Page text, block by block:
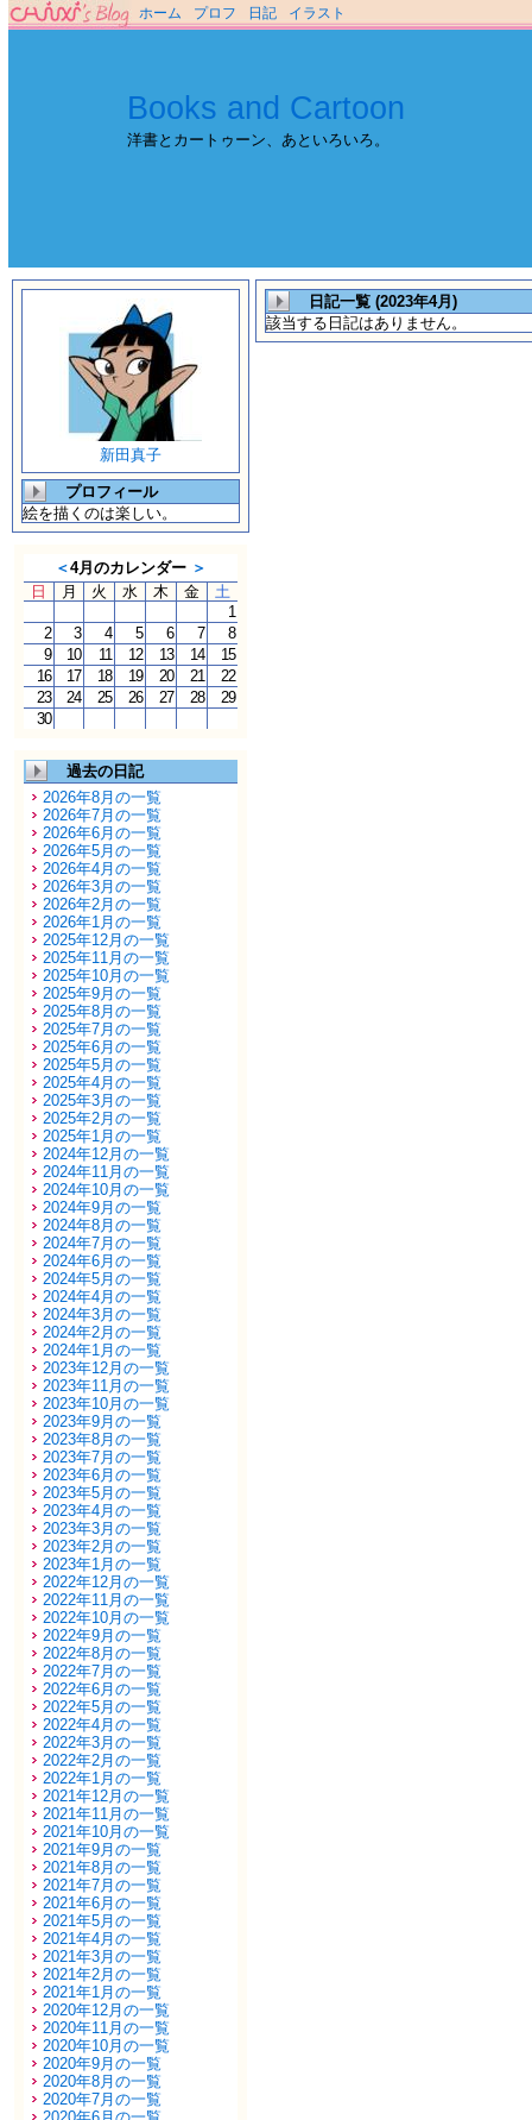
ホーム プロフ 日記 イラスト
Books and Cartoon
洋書とカートゥーン、あといろいろ。
新田真子
プロフィール
絵を描くのは楽しい。
＜4月のカレンダー ＞
日
月 火 水 木 金
土
1
2
3 4 5 6 7
8
9
10 11 12 13 14
15
16
17 18 19 20 21
22
23
24 25 26 27 28
29
30
過去の日記
2026年8月の一覧
2026年7月の一覧
2026年6月の一覧
2026年5月の一覧
2026年4月の一覧
2026年3月の一覧
2026年2月の一覧
2026年1月の一覧
2025年12月の一覧
2025年11月の一覧
2025年10月の一覧
2025年9月の一覧
2025年8月の一覧
2025年7月の一覧
2025年6月の一覧
2025年5月の一覧
2025年4月の一覧
2025年3月の一覧
2025年2月の一覧
2025年1月の一覧
2024年12月の一覧
2024年11月の一覧
2024年10月の一覧
2024年9月の一覧
2024年8月の一覧
2024年7月の一覧
2024年6月の一覧
2024年5月の一覧
2024年4月の一覧
2024年3月の一覧
2024年2月の一覧
2024年1月の一覧
2023年12月の一覧
2023年11月の一覧
2023年10月の一覧
2023年9月の一覧
2023年8月の一覧
2023年7月の一覧
2023年6月の一覧
2023年5月の一覧
2023年4月の一覧
2023年3月の一覧
2023年2月の一覧
2023年1月の一覧
2022年12月の一覧
2022年11月の一覧
2022年10月の一覧
2022年9月の一覧
2022年8月の一覧
2022年7月の一覧
2022年6月の一覧
2022年5月の一覧
2022年4月の一覧
2022年3月の一覧
2022年2月の一覧
2022年1月の一覧
2021年12月の一覧
2021年11月の一覧
2021年10月の一覧
2021年9月の一覧
2021年8月の一覧
2021年7月の一覧
2021年6月の一覧
2021年5月の一覧
2021年4月の一覧
2021年3月の一覧
2021年2月の一覧
2021年1月の一覧
2020年12月の一覧
2020年11月の一覧
2020年10月の一覧
2020年9月の一覧
2020年8月の一覧
2020年7月の一覧
日記一覧 (2023年4月)
該当する日記はありません。